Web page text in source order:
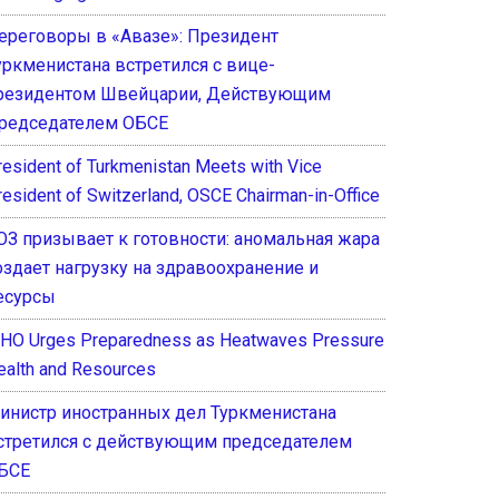
в «Авазе»: Президент
встретился с вице-
Швейцарии, Действующим
ОБСЕ
of Turkmenistan Meets with Vice
of Switzerland, OSCE Chairman-in-Office
призывает к готовности: аномальная жара
нагрузку на здравоохранение и
Urges Preparedness as Heatwaves Pressure
and Resources
иностранных дел Туркменистана
с действующим председателем